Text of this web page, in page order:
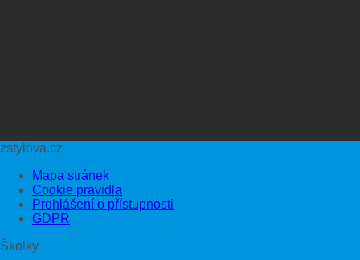
zstylova.cz
Mapa stránek
Cookie pravidla
Prohlášení o přístupnosti
GDPR
Školky